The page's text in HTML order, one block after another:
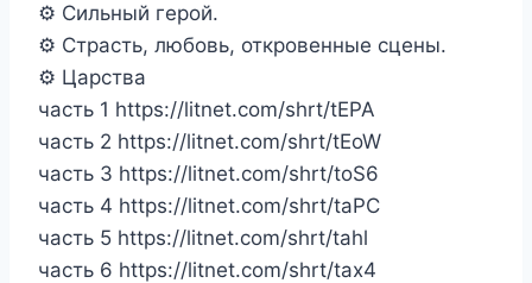
⚙︎︎ Сильный герой.
⚙︎︎ Страсть, любовь, откровенные сцены.
⚙︎︎ Царства
часть 1 https://litnet.com/shrt/tEPA
часть 2 https://litnet.com/shrt/tEoW
часть 3 https://litnet.com/shrt/toS6
часть 4 https://litnet.com/shrt/taPC
часть 5 https://litnet.com/shrt/tahl
часть 6 https://litnet.com/shrt/tax4